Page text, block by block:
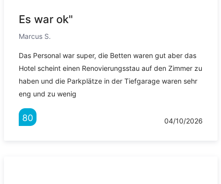
Es war ok"
Marcus S.
Das Personal war super, die Betten waren gut aber das
Hotel scheint einen Renovierungsstau auf den Zimmer zu
haben und die Parkplätze in der Tiefgarage waren sehr
eng und zu wenig
80 04/10/2026